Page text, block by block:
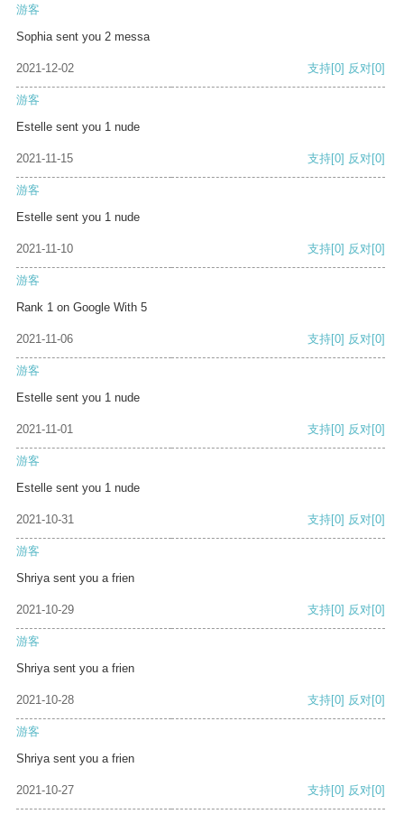
游客
Sophia sent you 2 messa
2021-12-02 支持[0] 反对[0]
游客
Estelle sent you 1 nude
2021-11-15 支持[0] 反对[0]
游客
Estelle sent you 1 nude
2021-11-10 支持[0] 反对[0]
游客
Rank 1 on Google With 5
2021-11-06 支持[0] 反对[0]
游客
Estelle sent you 1 nude
2021-11-01 支持[0] 反对[0]
游客
Estelle sent you 1 nude
2021-10-31 支持[0] 反对[0]
游客
Shriya sent you a frien
2021-10-29 支持[0] 反对[0]
游客
Shriya sent you a frien
2021-10-28 支持[0] 反对[0]
游客
Shriya sent you a frien
2021-10-27 支持[0] 反对[0]